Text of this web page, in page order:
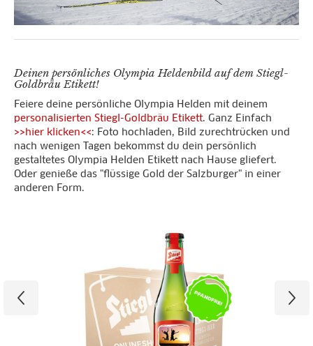
Deinen persönliches Olympia Heldenbild auf dem Stiegl-
Goldbräu Etikett!
Feiere deine persönliche Olympia Helden mit deinem
personalisierten Stiegl-Goldbräu Etikett. Ganz Einfach
>>hier klicken<<: Foto hochladen, Bild zurechtrücken und
nach wenigen Tagen bekommst du dein persönlich
gestaltetes Olympia Helden Etikett nach Hause gliefert.
Oder genieße das "flüssige Gold der Salzburger" in einer
anderen Form.